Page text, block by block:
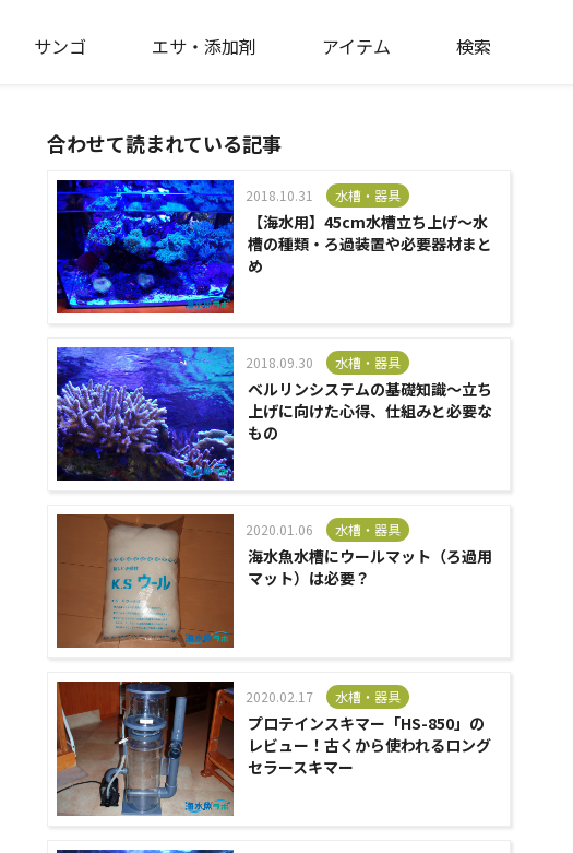
サンゴ エサ・添加剤 アイテム 検索
合わせて読まれている記事
2018.10.31 水槽・器具
【海水用】45cm水槽立ち上げ～水
槽の種類・ろ過装置や必要器材まと
め
2018.09.30 水槽・器具
ベルリンシステムの基礎知識～立ち
上げに向けた心得、仕組みと必要な
もの
2020.01.06 水槽・器具
海水魚水槽にウールマット（ろ過用
マット）は必要？
2020.02.17 水槽・器具
プロテインスキマー「HS-850」の
レビュー！古くから使われるロング
セラースキマー